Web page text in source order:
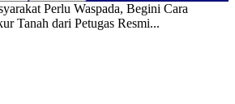
Perlu Waspada, Begini Cara
Tanah dari Petugas Resmi...